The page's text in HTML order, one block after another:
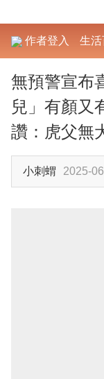
作者登入 生
無預警宣布
兒」有顏
讚：虎父無
小刺蝟 2025-